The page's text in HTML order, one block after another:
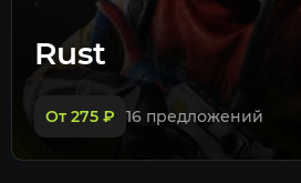
Rust
От 275 ₽ 16 предложений